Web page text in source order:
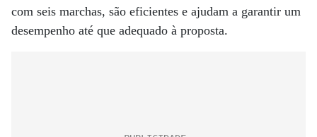
com seis marchas, são eficientes e ajudam a garantir um
desempenho até que adequado à proposta.